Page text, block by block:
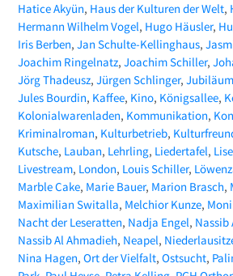
Hatice Akyün Haus der Kulturen der Welt
Hermann Wilhelm Vogel Hugo Häusler
Iris Berben Jan Schulte-Kellinghaus
Joachim Ringelnatz Joachim Schiller
Jörg Thadeusz Jürgen Schlinger Jubiläum
Jules Bourdin Kaffee Kino Königsallee
Kolonialwarenladen Kommunikation
Kriminalroman Kulturbetrieb
Kutsche Lauban Lehrling Liedertafel
Livestream London Louis Schiller
Marble Cake Marie Bauer Marion Brasch
Maximilian Switalla Melchior Kunze
Nacht der Leseratten Nadja Engel Nassib
Nassib Al Ahmadieh Neapel
Nina Hagen Ort der Vielfalt Ostsucht